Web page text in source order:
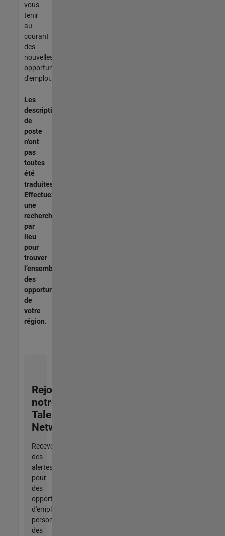
vous
tenir
au
courant
des
nouvelles
opportunités
d'emploi.
Les
descriptions
de
poste
n’ont
pas
toutes
été
traduites.
Effectuez
une
recherche
par
lieu
pour
trouver
l’ensemble
des
opportunités
de
votre
région.
Rejoignez
notre
Talent
Network
Recevez
des
alertes
pour
des
opportunités
d'emploi
personnalisées,
des